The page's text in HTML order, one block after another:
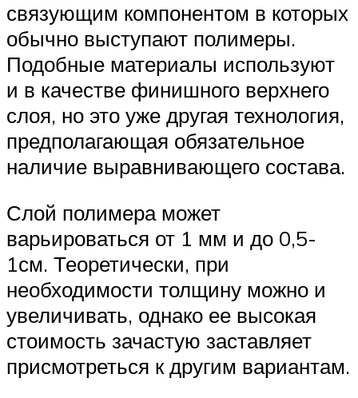
связующим компонентом в которых
обычно выступают полимеры.
Подобные материалы используют
и в качестве финишного верхнего
слоя, но это уже другая технология,
предполагающая обязательное
наличие выравнивающего состава.
Слой полимера может
варьироваться от 1 мм и до 0,5-
1см. Теоретически, при
необходимости толщину можно и
увеличивать, однако ее высокая
стоимость зачастую заставляет
присмотреться к другим вариантам.